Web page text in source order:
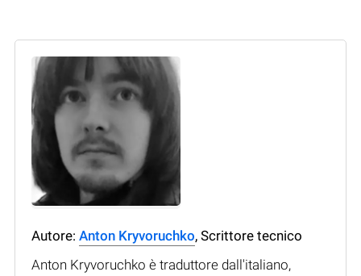
Autore: Anton Kryvoruchko, Scrittore tecnico
Anton Kryvoruchko è traduttore dall'italiano,